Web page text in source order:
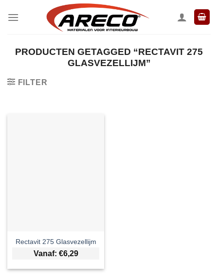
naar
PRODUCTEN GETAGGED “RECTAVIT 275
GLASVEZELLIJM”
FILTER
Rectavit 275 Glasvezellijm
Vanaf: €6,29